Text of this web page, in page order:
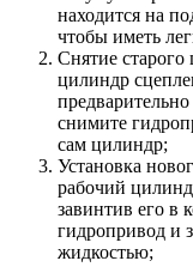
находится на
чтобы иметь
Снятие
цилиндр
снимите
сам цилиндр;
Установка
рабочий
завинтив его в
гидропривод и
жидкостью;